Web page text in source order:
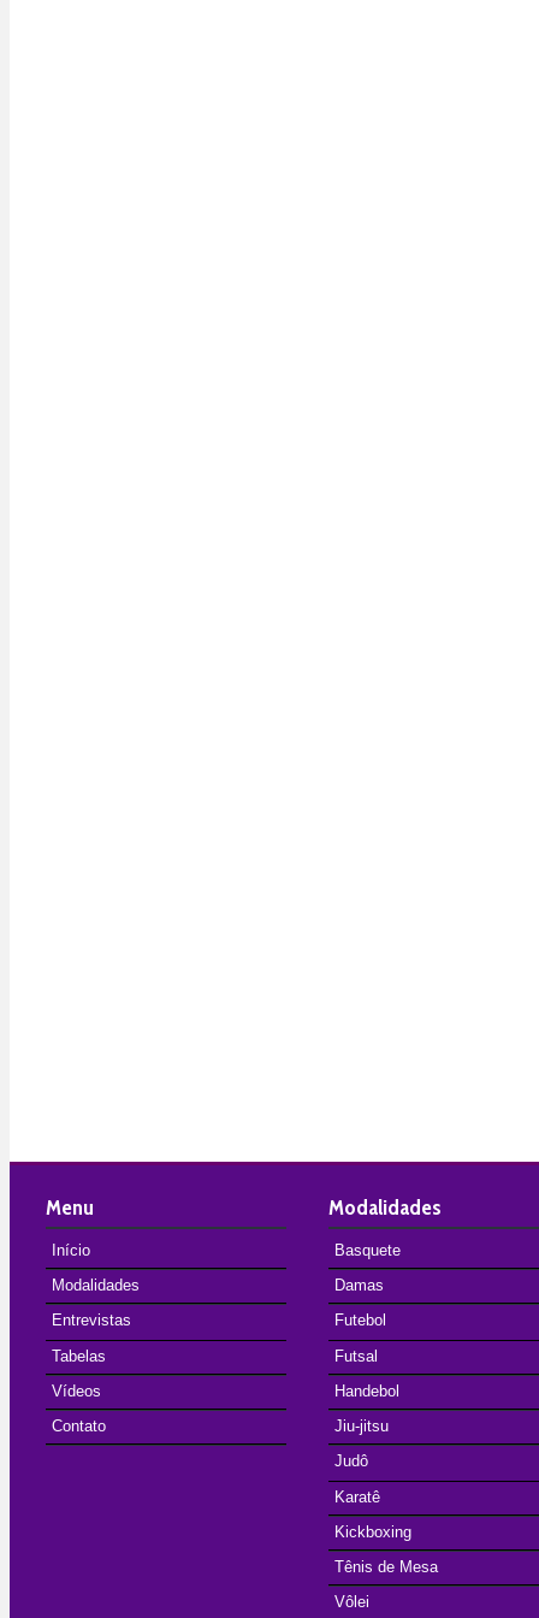
Menu
Início
Modalidades
Entrevistas
Tabelas
Vídeos
Contato
Modalidades
Basquete
Damas
Futebol
Futsal
Handebol
Jiu-jitsu
Judô
Karatê
Kickboxing
Tênis de Mesa
Vôlei